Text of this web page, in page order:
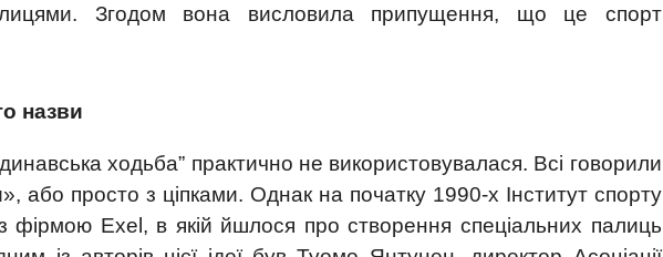
Згодом вона висловила припущення, що це спорт
назви
ходьба” практично не використовувалася. Всі говорили
або просто з ціпками. Однак на початку 1990-х Інститут спорту
з фірмою Exel, в якій йшлося про створення спеціальних палиць